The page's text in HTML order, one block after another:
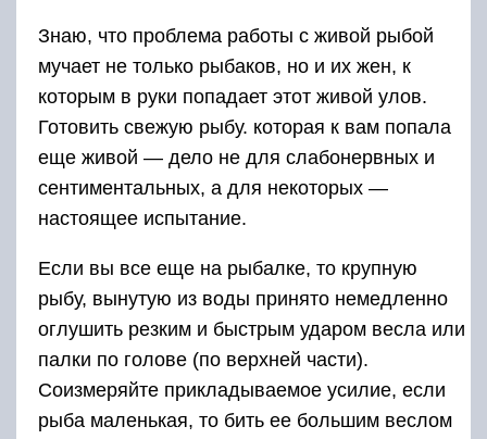
Знаю, что проблема работы с живой рыбой
мучает не только рыбаков, но и их жен, к
которым в руки попадает этот живой улов.
Готовить свежую рыбу. которая к вам попала
еще живой — дело не для слабонервных и
сентиментальных, а для некоторых —
настоящее испытание.
Если вы все еще на рыбалке, то крупную
рыбу, вынутую из воды принято немедленно
оглушить резким и быстрым ударом весла или
палки по голове (по верхней части).
Соизмеряйте прикладываемое усилие, если
рыба маленькая, то бить ее большим веслом